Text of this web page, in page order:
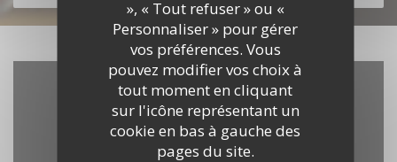
», « Tout refuser » ou «
Personnaliser » pour gérer
vos préférences. Vous
pouvez modifier vos choix à
tout moment en cliquant
sur l'icône représentant un
cookie en bas à gauche des
pages du site.